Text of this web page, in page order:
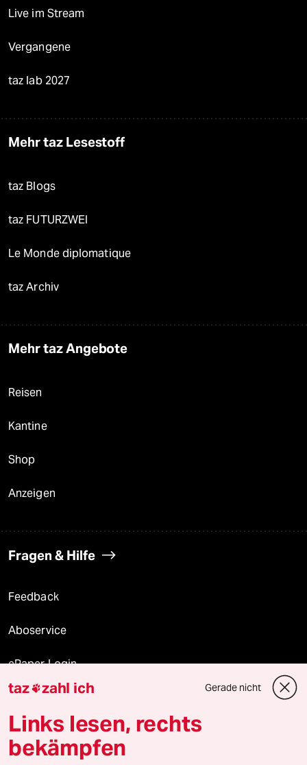
Live im Stream
Vergangene
taz lab 2027
Mehr taz Lesestoff
taz Blogs
taz FUTURZWEI
Le Monde diplomatique
taz Archiv
Mehr taz Angebote
Reisen
Kantine
Shop
Anzeigen
Fragen & Hilfe
Feedback
Aboservice
ePaper Login
Downloads für Abonnierende
© 2026 taz Verlags und Vertriebs GmbH
taz zahl ich Gerade nicht
Links lesen, rechts
bekämpfen